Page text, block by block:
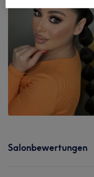
Salonbewertungen